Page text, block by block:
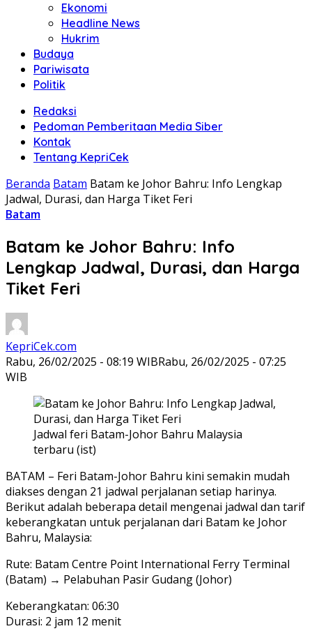
Ekonomi
Headline News
Hukrim
Budaya
Pariwisata
Politik
Redaksi
Pedoman Pemberitaan Media Siber
Kontak
Tentang KepriCek
Beranda Batam Batam ke Johor Bahru: Info Lengkap
Jadwal, Durasi, dan Harga Tiket Feri
Batam
Batam ke Johor Bahru: Info
Lengkap Jadwal, Durasi, dan Harga
Tiket Feri
KepriCek.com
Rabu, 26/02/2025 - 08:19 WIBRabu, 26/02/2025 - 07:25
WIB
Jadwal feri Batam-Johor Bahru Malaysia
terbaru (ist)
BATAM – Feri Batam-Johor Bahru kini semakin mudah
diakses dengan 21 jadwal perjalanan setiap harinya.
Berikut adalah beberapa detail mengenai jadwal dan tarif
keberangkatan untuk perjalanan dari Batam ke Johor
Bahru, Malaysia:
Rute: Batam Centre Point International Ferry Terminal
(Batam) → Pelabuhan Pasir Gudang (Johor)
Keberangkatan: 06:30
Durasi: 2 jam 12 menit